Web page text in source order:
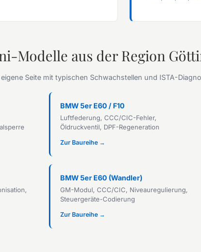
Modelle aus der Region
Seite mit typischen Schwachstellen und ISTA-
BMW 5er E60 / F10
Luftfederung, CCC/CIC-Fehler,
Öldruckventil, DPF-Regeneration
Zur Baureihe →
BMW 5er E60 (Wandler)
GM-Modul, CCC/CIC, Niveauregulierung,
Steuergeräte-Codierung
Zur Baureihe →